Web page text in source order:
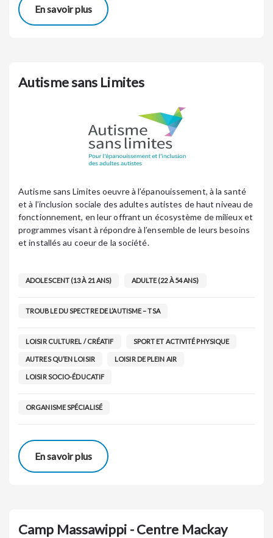
En savoir plus
Autisme sans Limites
Autisme sans Limites oeuvre à l’épanouissement, à la santé
et à l’inclusion sociale des adultes autistes de haut niveau de
fonctionnement, en leur offrant un écosystème de milieux et
programmes visant à répondre à l’ensemble de leurs besoins
et installés au coeur de la société.
ADOLESCENT (13 À 21 ANS) ADULTE (22 À 54 ANS)
TROUBLE DU SPECTRE DE L’AUTISME – TSA
LOISIR CULTUREL / CRÉATIF SPORT ET ACTIVITÉ PHYSIQUE
AUTRES QU’EN LOISIR LOISIR DE PLEIN AIR
LOISIR SOCIO-ÉDUCATIF
ORGANISME SPÉCIALISÉ
En savoir plus
Camp Massawippi - Centre Mackay